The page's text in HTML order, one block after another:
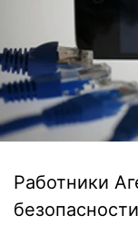
Работники